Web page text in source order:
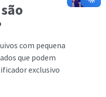
com pequena
que podem
exclusivo